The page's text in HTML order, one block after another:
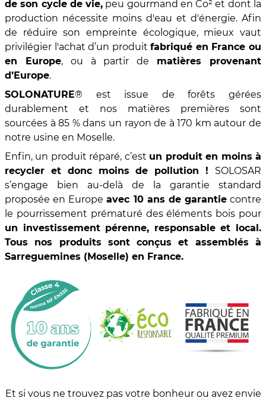
de son cycle de vie, peu gourmand en Co² et dont la
production nécessite moins d'eau et d'énergie. Afin
de réduire son empreinte écologique, mieux vaut
privilégier l'achat d’un produitfabriqué en France ou
en Europe, ou à partir de matières provenant
d’Europe.
SOLONATURE® est issue de forêts gérées
durablement et nos matières premières sont
sourcées à 85 % dans un rayon de à 170 km autour de
notre usine en Moselle.
Enfin, un produit réparé, c’est un produit en moins à
recycler et donc moins de pollution ! SOLOSAR
s’engage bien au-delà de la garantie standard
proposée en Europeavec 10 ans de garantiecontre
le pourrissement prématuré des éléments bois pour
un investissement pérenne, responsable et local.
Tous nos produits sont conçus et assemblés à
Sarreguemines (Moselle) en France.
Et si vous ne trouvez pas votre bonheur ou avez envie